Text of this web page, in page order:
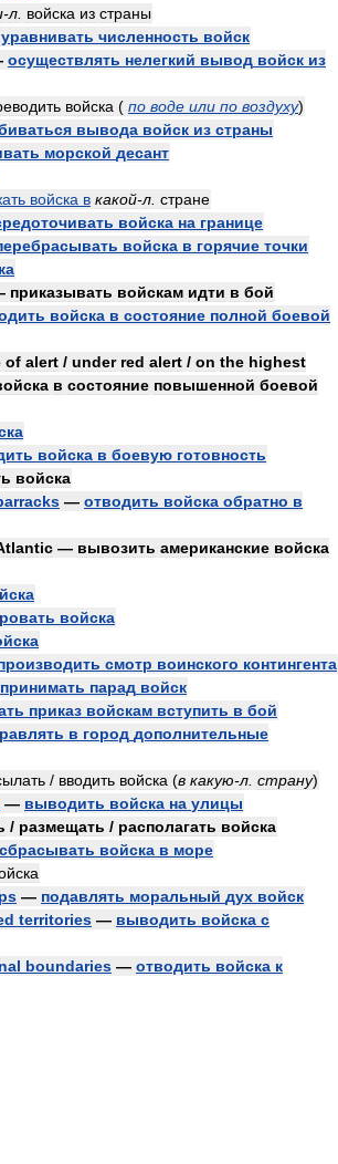
-л войска из страны
уравнивать численность войск
осуществлять нелегкий вывод войск из
войска ( по воде или по воздуху)
вывода войск из страны
морской десант
войска в какой-л стране
войска на границе
войска в горячие точки
приказывать войскам идти в бой
войска в состояние полной боевой
of alert / under red alert / on the highest
в состояние повышенной боевой
войска в боевую готовность
войска
— отводить войска обратно в
— вывозить американские войска
войска
смотр воинского контингента
принимать парад войск
приказ войскам вступить в бой
в город дополнительные
/ вводить войска (в какую-л страну)
— выводить войска на улицы
/ размещать / располагать войска
сбрасывать войска в море
— подавлять моральный дух войск
territories — выводить войска с
boundaries — отводить войска к